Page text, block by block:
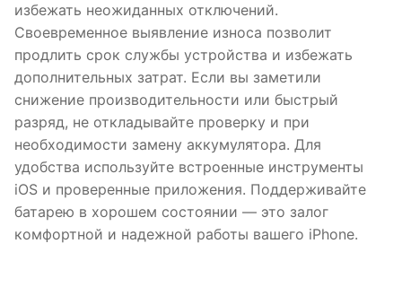
избежать неожиданных отключений.
Своевременное выявление износа позволит
продлить срок службы устройства и избежать
дополнительных затрат. Если вы заметили
снижение производительности или быстрый
разряд, не откладывайте проверку и при
необходимости замену аккумулятора. Для
удобства используйте встроенные инструменты
iOS и проверенные приложения. Поддерживайте
батарею в хорошем состоянии — это залог
комфортной и надежной работы вашего iPhone.